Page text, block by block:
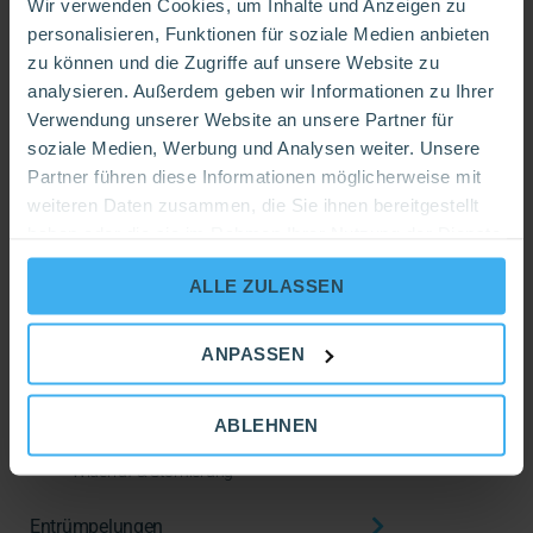
Wir verwenden Cookies, um Inhalte und Anzeigen zu
personalisieren, Funktionen für soziale Medien anbieten
zu können und die Zugriffe auf unsere Website zu
analysieren. Außerdem geben wir Informationen zu Ihrer
Verwendung unserer Website an unsere Partner für
soziale Medien, Werbung und Analysen weiter. Unsere
Partner führen diese Informationen möglicherweise mit
weiteren Daten zusammen, die Sie ihnen bereitgestellt
gesammelt haben.
ALLE ZULASSEN
ANPASSEN
ABLEHNEN
Containerdienst
Abfallarten
Füllbedingungen
Widerruf & Stornierung
Entrümpelungen
oder Abholung vorhanden ist, wird der Container nicht gestellt
oder abgeholt und es entstehen Extrakosten für eine Leerfahrt.
Diese wird mit bis zu 150 € berechnet.